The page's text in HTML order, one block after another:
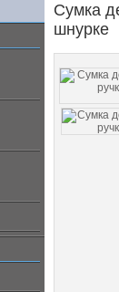
Сумка
шнурке